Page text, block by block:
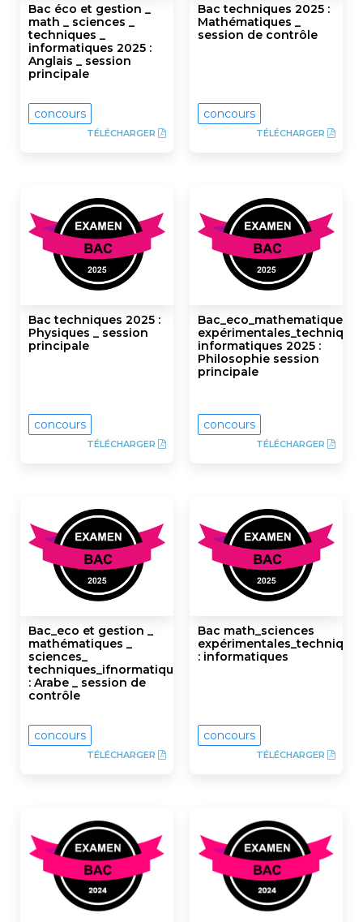
Bac éco et gestion _
math _ sciences _
techniques _
informatiques 2025 :
Anglais _ session
principale
concours
TÉLÉCHARGER
Bac techniques 2025 :
Mathématiques _
session de contrôle
concours
TÉLÉCHARGER
Bac techniques 2025 :
Physiques _ session
principale
concours
TÉLÉCHARGER
informatiques 2025 :
Philosophie session
principale
concours
TÉLÉCHARGER
Bac_eco et gestion _
mathématiques _
sciences_
techniques_ifnormatiques
: Arabe _ session de
contrôle
concours
TÉLÉCHARGER
Bac math_sciences
: informatiques
concours
TÉLÉCHARGER